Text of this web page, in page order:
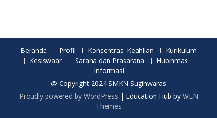
Beranda Profil Konsentrasi Keahlian
Kurikulum
Kesiswaan
Sarana dan Prasarana
Hubinmas
Informasi
@ Copyright 2024 SMKN Sugihwaras
Proudly powered by WordPress | Education Hub by WEN
Themes